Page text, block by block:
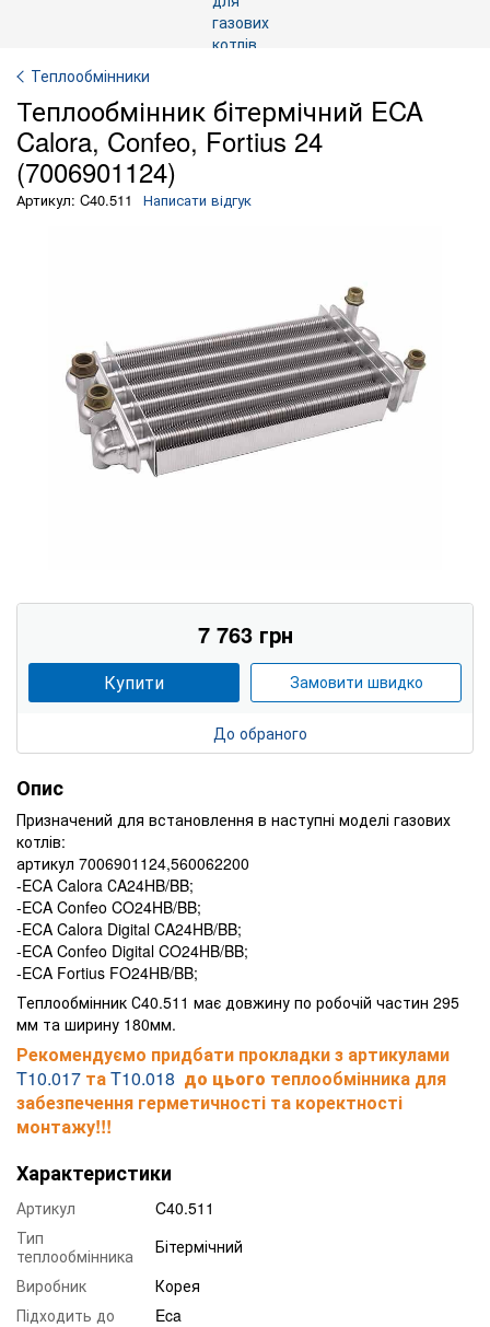
Теплообмінники
Теплообмінник бітермічний ECA
Calora, Confeo, Fortius 24
(7006901124)
Артикул: C40.511 Написати відгук
7 763 грн
Купити Замовити швидко
До обраного
Опис
Призначений для встановлення в наступні моделі газових
котлів:
артикул 7006901124,560062200
-ECA Calora СA24HB/BB;
-ECA Confeo CO24HB/BB;
-ECA Calora Digital CA24HB/BB;
-ECA Confeo Digital CO24HB/BB;
-ECA Fortius FO24HB/BB;
Теплообмінник С40.511 має довжину по робочій частин 295
мм та ширину 180мм.
Рекомендуємо придбати прокладки з артикулами
T10.017 таT10.018 до цього теплообмінника для
забезпечення герметичності та коректності
монтажу!!!
Характеристики
Артикул
C40.511
Тип
теплообмінника
Бітермічний
Виробник
Корея
Підходить до
Eca